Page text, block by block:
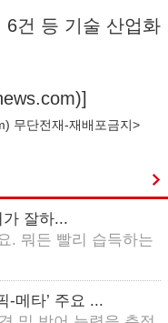
6건 등 기술 산업화
)]
) 무단전재-재배포금지>
잘하...
. 뭐든 빨리 습득하는
-메타’ 주요 ...